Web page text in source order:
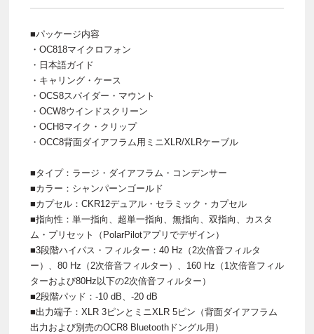
■パッケージ内容
・OC818マイクロフォン
・日本語ガイド
・キャリング・ケース
・OCS8スパイダー・マウント
・OCW8ウインドスクリーン
・OCH8マイク・クリップ
・OCC8背面ダイアフラム用ミニXLR/XLRケーブル
■タイプ：ラージ・ダイアフラム・コンデンサー
■カラー：シャンパーンゴールド
■カプセル：CKR12デュアル・セラミック・カプセル
■指向性：単一指向、超単一指向、無指向、双指向、カスタ
ム・プリセット（PolarPilotアプリでデザイン）
■3段階ハイパス・フィルター：40 Hz（2次倍音フィルタ
ー）、80 Hz（2次倍音フィルター）、160 Hz（1次倍音フィル
ターおよび80Hz以下の2次倍音フィルター）
■2段階パッド：-10 dB、-20 dB
■出力端子：XLR 3ピンとミニXLR 5ピン（背面ダイアフラム
出力および別売のOCR8 Bluetoothドングル用）